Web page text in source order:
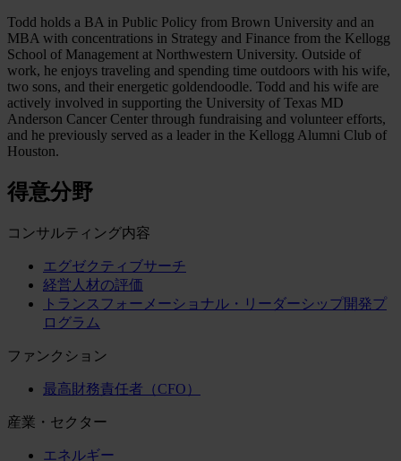
Todd holds a BA in Public Policy from Brown University and an
MBA with concentrations in Strategy and Finance from the Kellogg
School of Management at Northwestern University. Outside of
work, he enjoys traveling and spending time outdoors with his wife,
two sons, and their energetic goldendoodle. Todd and his wife are
actively involved in supporting the University of Texas MD
Anderson Cancer Center through fundraising and volunteer efforts,
and he previously served as a leader in the Kellogg Alumni Club of
Houston.
得意分野
コンサルティング内容
エグゼクティブサーチ
経営人材の評価
トランスフォーメーショナル・リーダーシップ開発プ
ログラム
ファンクション
最高財務責任者（CFO）
産業・セクター
エネルギー